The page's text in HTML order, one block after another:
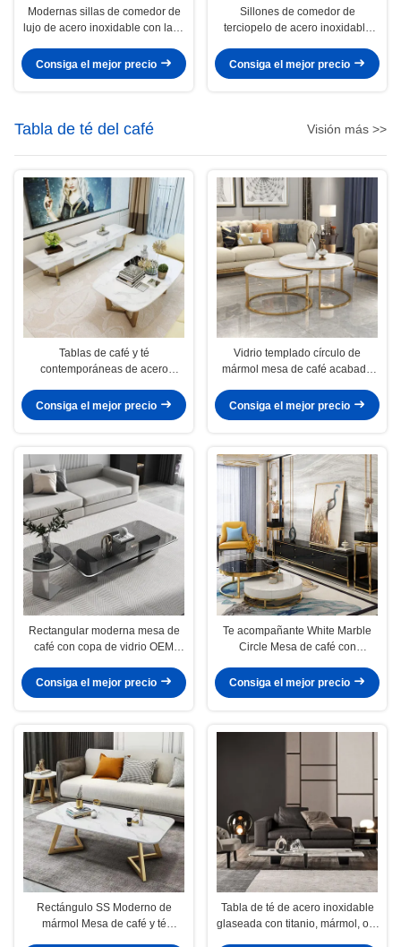
Modernas sillas de comedor de
lujo de acero inoxidable con lana
Consiga el mejor precio
Sillones de comedor de
terciopelo de acero inoxidable
Consiga el mejor precio
Tabla de té del café Visión más >>
Tablas de café y té
contemporáneas de acero
Consiga el mejor precio
Vidrio templado círculo de
mármol mesa de café acabado
Consiga el mejor precio
Rectangular moderna mesa de
café con copa de vidrio OEM
Consiga el mejor precio
Te acompañante White Marble
Circle Mesa de café con
Consiga el mejor precio
Rectángulo SS Moderno de
mármol Mesa de café y té
Tabla de té de acero inoxidable
glaseada con titanio, mármol, oro